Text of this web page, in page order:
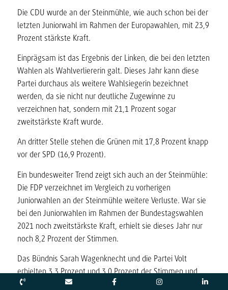
Die CDU wurde an der Steinmühle, wie auch schon bei der
letzten Juniorwahl im Rahmen der Europawahlen, mit 23,9
Prozent stärkste Kraft.
Einprägsam ist das Ergebnis der Linken, die bei den letzten
Wahlen als Wahlverliererin galt. Dieses Jahr kann diese
Partei durchaus als weitere Wahlsiegerin bezeichnet
werden, da sie nicht nur deutliche Zugewinne zu
verzeichnen hat, sondern mit 21,1 Prozent sogar
zweitstärkste Kraft wurde.
An dritter Stelle stehen die Grünen mit 17,8 Prozent knapp
vor der SPD (16,9 Prozent).
Ein bundesweiter Trend zeigt sich auch an der Steinmühle:
Die FDP verzeichnet im Vergleich zu vorherigen
Juniorwahlen an der Steinmühle weitere Verluste. War sie
bei den Juniorwahlen im Rahmen der Bundestagswahlen
2021 noch zweitstärkste Kraft, erhielt sie dieses Jahr nur
noch 8,2 Prozent der Stimmen.
Das Bündnis Sarah Wagenknecht und die Partei Volt
erhielten 3,3 Prozent und 3,0 Prozent der Stimmen und
liegen damit fast gleichauf.